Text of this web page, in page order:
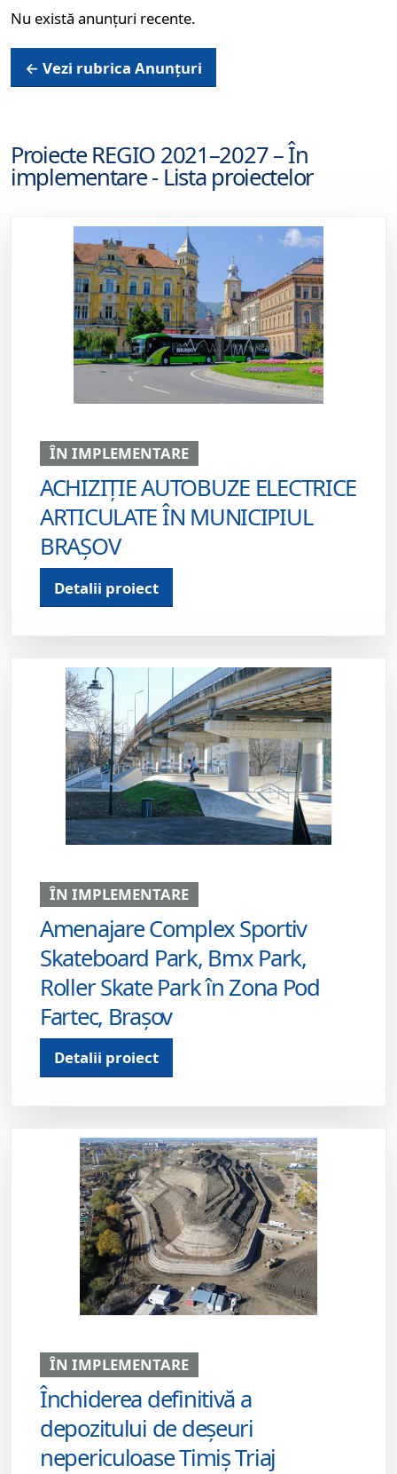
Nu există anunțuri recente.
← Vezi rubrica Anunțuri
Proiecte REGIO 2021–2027 – În
implementare - Lista proiectelor
ÎN IMPLEMENTARE
ACHIZIȚIE AUTOBUZE ELECTRICE
ARTICULATE ÎN MUNICIPIUL
BRAȘOV
Detalii proiect
ÎN IMPLEMENTARE
Amenajare Complex Sportiv
Skateboard Park, Bmx Park,
Roller Skate Park în Zona Pod
Fartec, Brașov
Detalii proiect
ÎN IMPLEMENTARE
Închiderea definitivă a
depozitului de deșeuri
nepericuloase Timiș Triaj